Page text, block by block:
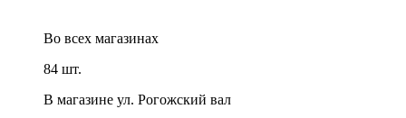
Во всех магазинах
84 шт.
В магазине ул. Рогожский вал